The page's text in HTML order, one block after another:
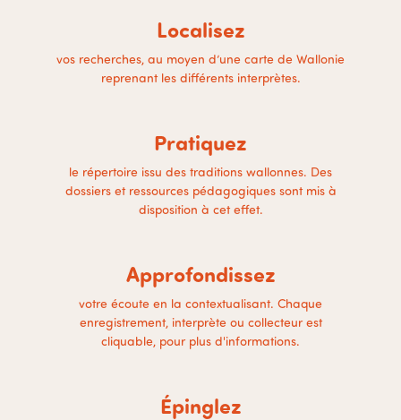
Localisez
vos recherches, au moyen d’une carte de Wallonie
reprenant les différents interprètes.
Pratiquez
le répertoire issu des traditions wallonnes. Des
dossiers et ressources pédagogiques sont mis à
disposition à cet effet.
Approfondissez
votre écoute en la contextualisant. Chaque
enregistrement, interprète ou collecteur est
cliquable, pour plus d'informations.
Épinglez